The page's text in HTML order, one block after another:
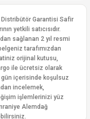
Distribütör Garantisi Safir
yetkili satıcısıdır.
sağlanan 2 yıl resmi
tarafımızdan
orijinal kutusu,
ile ücretsiz olarak
gün içerisinde koşulsuz
incelemek,
işlemlerinizi yüz
Alemdağ